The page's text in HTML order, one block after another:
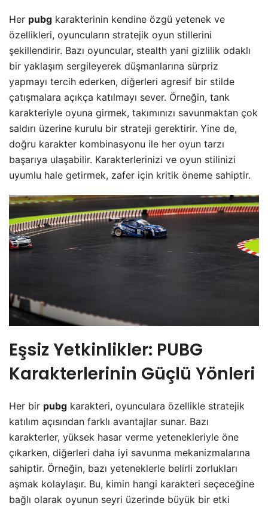
Her pubg karakterinin kendine özgü yetenek ve
özellikleri, oyuncuların stratejik oyun stillerini
şekillendirir. Bazı oyuncular, stealth yani gizlilik odaklı
bir yaklaşım sergileyerek düşmanlarına sürpriz
yapmayı tercih ederken, diğerleri agresif bir stilde
çatışmalara açıkça katılmayı sever. Örneğin, tank
karakteriyle oyuna girmek, takımınızı savunmaktan çok
saldırı üzerine kurulu bir strateji gerektirir. Yine de,
doğru karakter kombinasyonu ile her oyun tarzı
başarıya ulaşabilir. Karakterlerinizi ve oyun stilinizi
uyumlu hale getirmek, zafer için kritik öneme sahiptir.
Eşsiz Yetkinlikler: PUBG
Karakterlerinin Güçlü Yönleri
Her bir pubg karakteri, oyunculara özellikle stratejik
katılım açısından farklı avantajlar sunar. Bazı
karakterler, yüksek hasar verme yetenekleriyle öne
çıkarken, diğerleri daha iyi savunma mekanizmalarına
sahiptir. Örneğin, bazı yeteneklerle belirli zorlukları
aşmak kolaylaşır. Bu, kimin hangi karakteri seçeceğine
bağlı olarak oyunun seyri üzerinde büyük bir etki